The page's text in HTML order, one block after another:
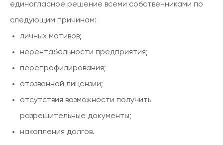
единогласное решение всеми собственниками по
следующим причинам:
личных мотивов;
нерентабельности предприятия;
перепрофилирования;
отозванной лицензии;
отсутствия возможности получить
разрешительные документы;
накопления долгов.